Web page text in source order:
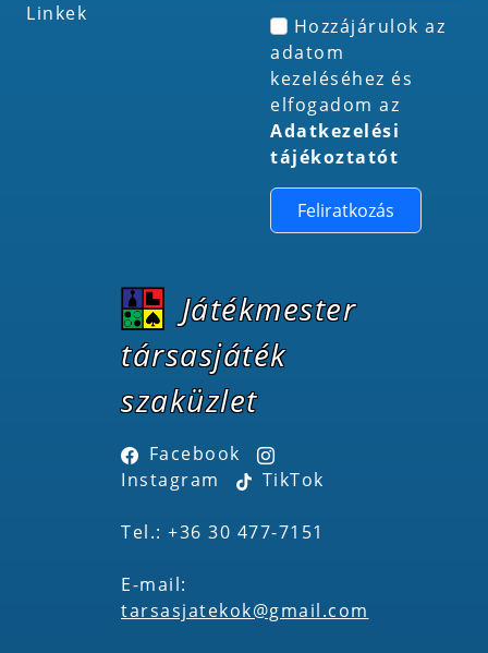
Linkek
Hozzájárulok az
adatom
kezeléséhez és
elfogadom az
Adatkezelési
tájékoztatót
Feliratkozás
Játékmester
társasjáték
szaküzlet
Facebook
Instagram
TikTok
Tel.: +36 30 477-7151
E-mail:
tarsasjatekok@gmail.com